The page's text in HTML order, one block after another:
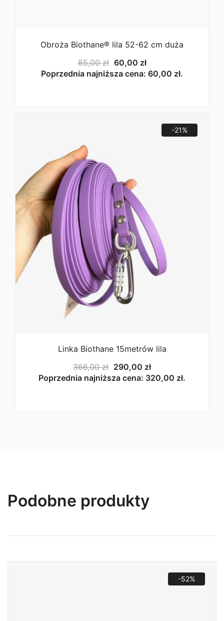
Obroża Biothane® lila 52-62 cm duża
85,00zł Pierwotna
cena
60,00 złAktualna
cena
Poprzednia najniższa cena: 60,00 zł.
-21%
Linka Biothane 15metrów lila
366,00zł Pierwotna
cena
290,00 złAktualna
cena
Poprzednia najniższa cena: 320,00 zł.
Podobne produkty
-52%